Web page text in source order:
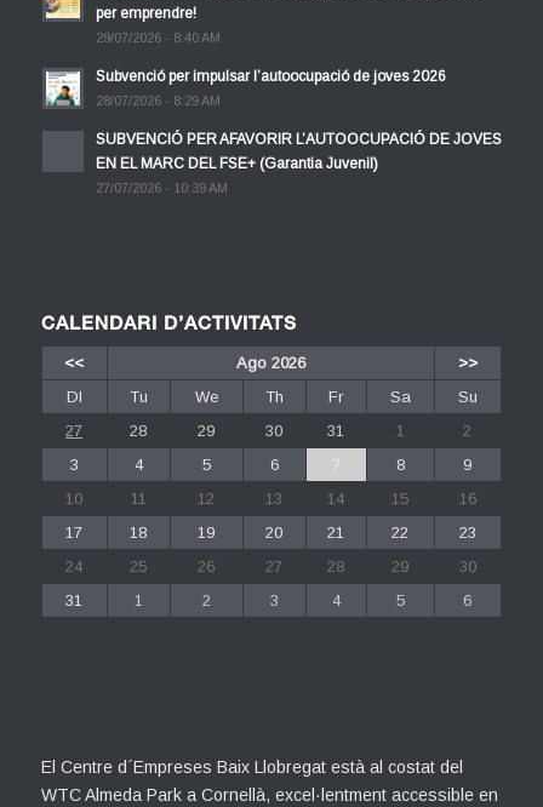
per emprendre!
29/07/2026 - 8:40 AM
Subvenció per impulsar l’autoocupació de joves 2026
28/07/2026 - 8:29 AM
SUBVENCIÓ PER AFAVORIR L’AUTOOCUPACIÓ DE JOVES
EN EL MARC DEL FSE+ (Garantia Juvenil)
27/07/2026 - 10:39 AM
CALENDARI D’ACTIVITATS
<< Ago 2026
>>
Dl
Tu We Th Fr Sa
Su
27
28 29 30 31 1
2
3
4 5 6 7 8
9
10
11 12 13 14 15
16
17
18 19 20 21 22
23
24
25 26 27 28 29
30
31
1 2 3 4 5 6
El Centre d´Empreses Baix Llobregat està al costat del
WTC Almeda Park a Cornellà, excel·lentment accessible en